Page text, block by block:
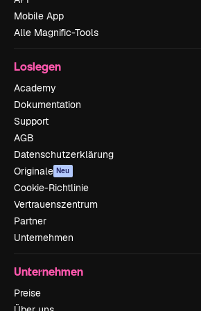
Mobile App
Alle Magnific-Tools
Loslegen
Academy
Dokumentation
Support
AGB
Datenschutzerklärung
Originale Neu
Cookie-Richtlinie
Vertrauenszentrum
Partner
Unternehmen
Unternehmen
Preise